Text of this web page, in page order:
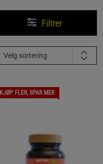
Filtrer
Velg sortering
KJØP FLER, SPAR MER